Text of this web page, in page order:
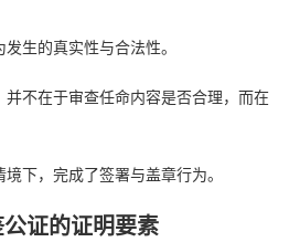
生的真实性与合法性。
并不在于审查任命内容是否合理，而在
下，完成了签署与盖章行为。
证的证明要素